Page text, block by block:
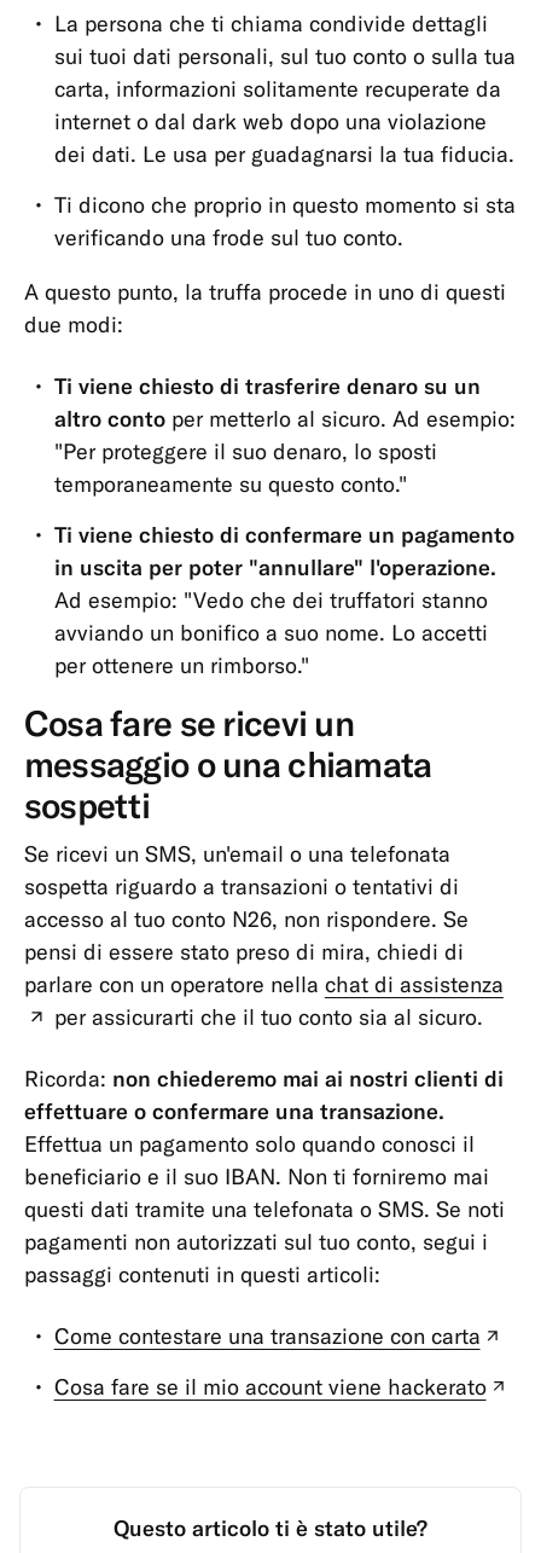
prelievi
bonifici
App
La persona che ti chiama condivide dettagli
sui tuoi dati personali, sul tuo conto o sulla tua
carta, informazioni solitamente recuperate da
internet o dal dark web dopo una violazione
dei dati. Le usa per guadagnarsi la tua fiducia.
Ti dicono che proprio in questo momento si sta
verificando una frode sul tuo conto.
A questo punto, la truffa procede in uno di questi
due modi:
Ti viene chiesto di trasferire denaro su un
altro contoper metterlo al sicuro. Ad esempio:
"Per proteggere il suo denaro, lo sposti
temporaneamente su questo conto."
Ti viene chiesto di confermare un pagamento
in uscita per poter "annullare" l'operazione.
Ad esempio: "Vedo che dei truffatori stanno
avviando un bonifico a suo nome. Lo accetti
per ottenere un rimborso."
Cosa fare se ricevi un
messaggio o una chiamata
sospetti
Se ricevi un SMS, un'email o una telefonata
sospetta riguardo a transazioni o tentativi di
accesso al tuo conto N26, non rispondere. Se
pensi di essere stato preso di mira, chiedi di
parlare con un operatore nella chat di assistenza
(nuova
per assicurarti che il tuo conto sia al sicuro.
Ricorda: non chiederemo mai ai nostri clienti di
effettuare o confermare una transazione.
Effettua un pagamento solo quando conosci il
beneficiario e il suo IBAN. Non ti forniremo mai
questi dati tramite una telefonata o SMS. Se noti
pagamenti non autorizzati sul tuo conto, segui i
passaggi contenuti in questi articoli:
Come contestare una transazione con carta
Cosa fare se il mio account viene hackerato
Questo articolo ti è stato utile?